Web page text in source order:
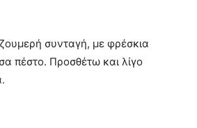
συνταγή, με φρέσκια
πέστο. Προσθέτω και λίγο